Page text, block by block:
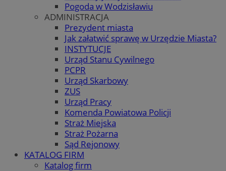
Pogoda w Wodzisławiu
ADMINISTRACJA
Prezydent miasta
Jak załatwić sprawę w Urzędzie Miasta?
INSTYTUCJE
Urząd Stanu Cywilnego
PCPR
Urząd Skarbowy
ZUS
Urząd Pracy
Komenda Powiatowa Policji
Straż Miejska
Straż Pożarna
Sąd Rejonowy
KATALOG FIRM
Katalog firm